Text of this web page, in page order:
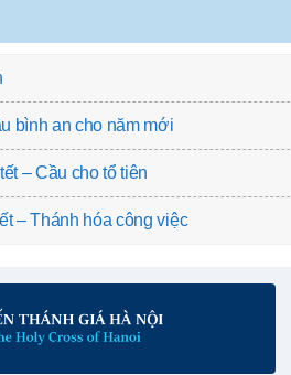
bình an cho năm mới
– Cầu cho tổ tiên
– Thánh hóa công việc